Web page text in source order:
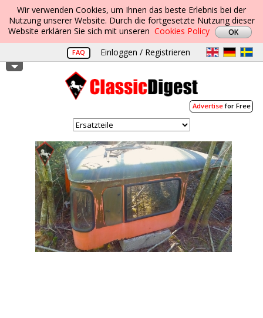
Wir verwenden Cookies, um Ihnen das beste Erlebnis bei der
Nutzung unserer Website. Durch die fortgesetzte Nutzung dieser
Website erklären Sie sich mit unseren Cookies Policy
FAQ Einloggen / Registrieren
Advertisefor Free